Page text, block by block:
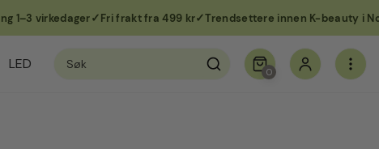
virkedager Fri frakt fra 499 kr Trendsettere innen K-beauty i Norge
LED
Søk
etter:
0